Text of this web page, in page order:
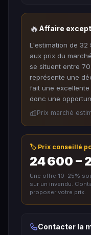
🔥 Affaire
L'estimation de
aux prix du
se situent entre
représente une
fait une
donc une
Prix marché
🏷️ Prix conseillé
24 600 –
Une offre 10–25%
sur un invendu.
proposer votre prix.
Contacter la